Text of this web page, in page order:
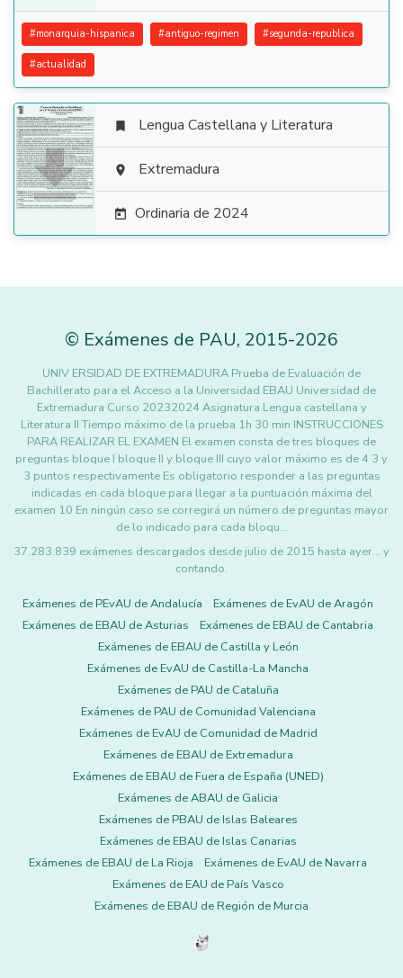
#monarquia-hispanica #antiguo-regimen #segunda-republica
#actualidad

 Lengua Castellana y Literatura
 Extremadura
 Ordinaria de 2024
© Exámenes de PAU, 2015-2026
UNIV ERSIDAD DE EXTREMADURA Prueba de Evaluación de
Bachillerato para el Acceso a la Universidad EBAU Universidad de
Extremadura Curso 20232024 Asignatura Lengua castellana y
Literatura II Tiempo máximo de la prueba 1h 30 min INSTRUCCIONES
PARA REALIZAR EL EXAMEN El examen consta de tres bloques de
preguntas bloque I bloque II y bloque III cuyo valor máximo es de 4 3 y
3 puntos respectivamente Es obligatorio responder a las preguntas
indicadas en cada bloque para llegar a la puntuación máxima del
examen 10 En ningún caso se corregirá un número de preguntas mayor
de lo indicado para cada bloqu…
37.283.839 exámenes descargados desde julio de 2015 hasta ayer... y
contando.
Exámenes de PEvAU de Andalucía
Exámenes de EvAU de Aragón
Exámenes de EBAU de Asturias
Exámenes de EBAU de Cantabria
Exámenes de EBAU de Castilla y León
Exámenes de EvAU de Castilla-La Mancha
Exámenes de PAU de Cataluña
Exámenes de PAU de Comunidad Valenciana
Exámenes de EvAU de Comunidad de Madrid
Exámenes de EBAU de Extremadura
Exámenes de EBAU de Fuera de España (UNED)
Exámenes de ABAU de Galicia
Exámenes de PBAU de Islas Baleares
Exámenes de EBAU de Islas Canarias
Exámenes de EBAU de La Rioja
Exámenes de EvAU de Navarra
Exámenes de EAU de País Vasco
Exámenes de EBAU de Región de Murcia